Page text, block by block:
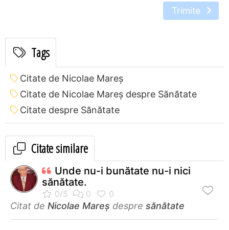
Trimite
Tags
Citate de Nicolae Mareș
Citate de Nicolae Mareș despre Sănătate
Citate despre Sănătate
Citate similare
Unde nu-i bunătate nu-i nici
sănătate.
Citat de Nicolae Mareș despre sănătate